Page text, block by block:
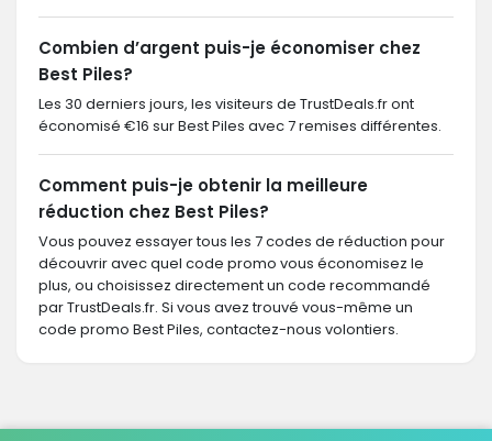
Combien d’argent puis-je économiser chez
Best Piles?
Les 30 derniers jours, les visiteurs de TrustDeals.fr ont
économisé €16 sur Best Piles avec 7 remises différentes.
Comment puis-je obtenir la meilleure
réduction chez Best Piles?
Vous pouvez essayer tous les 7 codes de réduction pour
découvrir avec quel code promo vous économisez le
plus, ou choisissez directement un code recommandé
par TrustDeals.fr. Si vous avez trouvé vous-même un
code promo Best Piles, contactez-nous volontiers.